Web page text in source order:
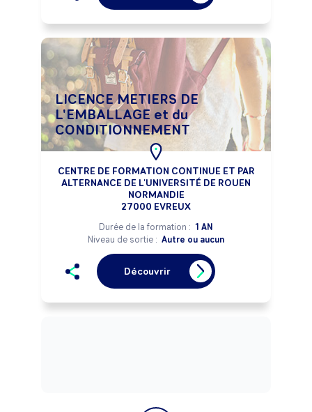
LICENCE METIERS DE
L'EMBALLAGE et du
CONDITIONNEMENT
CENTRE DE FORMATION CONTINUE ET PAR
ALTERNANCE DE L'UNIVERSITÉ DE ROUEN
NORMANDIE
27000 EVREUX
Durée de la formation : 1 AN
Niveau de sortie : Autre ou aucun
Découvrir